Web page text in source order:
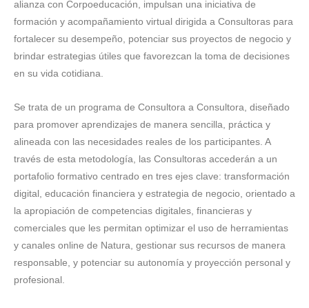
alianza con Corpoeducación, impulsan una iniciativa de
formación y acompañamiento virtual dirigida a Consultoras para
fortalecer su desempeño, potenciar sus proyectos de negocio y
brindar estrategias útiles que favorezcan la toma de decisiones
en su vida cotidiana.
Se trata de un programa de Consultora a Consultora, diseñado
para promover aprendizajes de manera sencilla, práctica y
alineada con las necesidades reales de los participantes. A
través de esta metodología, las Consultoras accederán a un
portafolio formativo centrado en tres ejes clave: transformación
digital, educación financiera y estrategia de negocio, orientado a
la apropiación de competencias digitales, financieras y
comerciales que les permitan optimizar el uso de herramientas
y canales online de Natura, gestionar sus recursos de manera
responsable, y potenciar su autonomía y proyección personal y
profesional.